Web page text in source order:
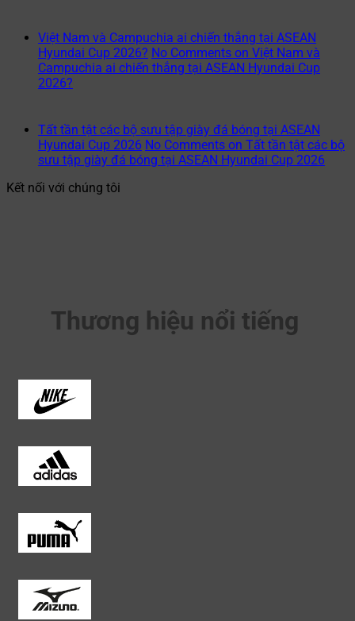
Việt Nam và Campuchia ai chiến thắng tại ASEAN
Hyundai Cup 2026? No Comments on Việt Nam và
Campuchia ai chiến thắng tại ASEAN Hyundai Cup
2026?
Tất tần tật các bộ sưu tập giày đá bóng tại ASEAN
Hyundai Cup 2026 No Comments on Tất tần tật các bộ
sưu tập giày đá bóng tại ASEAN Hyundai Cup 2026
Kết nối với chúng tôi
Thương hiệu nổi tiếng